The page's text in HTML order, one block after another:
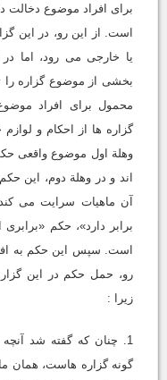
برای افراد موضوع دخالت
است. از این رو، در این
یا خارجی می رود، اما
بخشی از موضوع گزاره را
محمول برای افراد
گزاره ها از احکام و
وهلة اول موضوع واقعی
اند و در وهلة دوم، این
آن ماهیات سرایت می
برابر دارد»، حکم
است. سپس این حکم به
رو، حمل حکم در این
زیرا :
1. چنان که گفته شد
گونه گزاره هاست، همان